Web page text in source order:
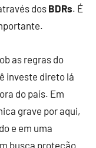
dosBDRs. É
as regras do
investe direto lá
do país. Em
grave por aqui,
e em uma
busca proteção